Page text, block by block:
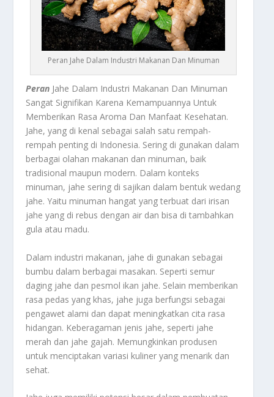
Peran Jahe Dalam Industri Makanan Dan Minuman
Peran Jahe Dalam Industri Makanan Dan Minuman
Sangat Signifikan Karena Kemampuannya Untuk
Memberikan Rasa Aroma Dan Manfaat Kesehatan.
Jahe, yang di kenal sebagai salah satu rempah-
rempah penting di Indonesia. Sering di gunakan dalam
berbagai olahan makanan dan minuman, baik
tradisional maupun modern. Dalam konteks
minuman, jahe sering di sajikan dalam bentuk wedang
jahe. Yaitu minuman hangat yang terbuat dari irisan
jahe yang di rebus dengan air dan bisa di tambahkan
gula atau madu.
Dalam industri makanan, jahe di gunakan sebagai
bumbu dalam berbagai masakan. Seperti semur
daging jahe dan pesmol ikan jahe. Selain memberikan
rasa pedas yang khas, jahe juga berfungsi sebagai
pengawet alami dan dapat meningkatkan cita rasa
hidangan. Keberagaman jenis jahe, seperti jahe
merah dan jahe gajah. Memungkinkan produsen
untuk menciptakan variasi kuliner yang menarik dan
sehat.